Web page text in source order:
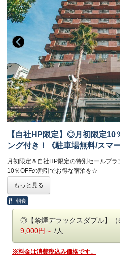
【自社HP限定】◎月初限定
ング付き！《駐車場無料/スマ
月初限定＆自社HP限定の特別セールプラ
10％OFFの割引でお得な宿泊を☆
【ホテルのご案内】
◎無料朝食バイキング付き《6：30～9
◎駐車場無料（トラックなどの大型車
い）
※曜日・時間帯によっては混み合い
もっと見る
朝食
◎【禁煙デラックスダブル】
9,000円～ /人
※料金は消費税込み価格です。